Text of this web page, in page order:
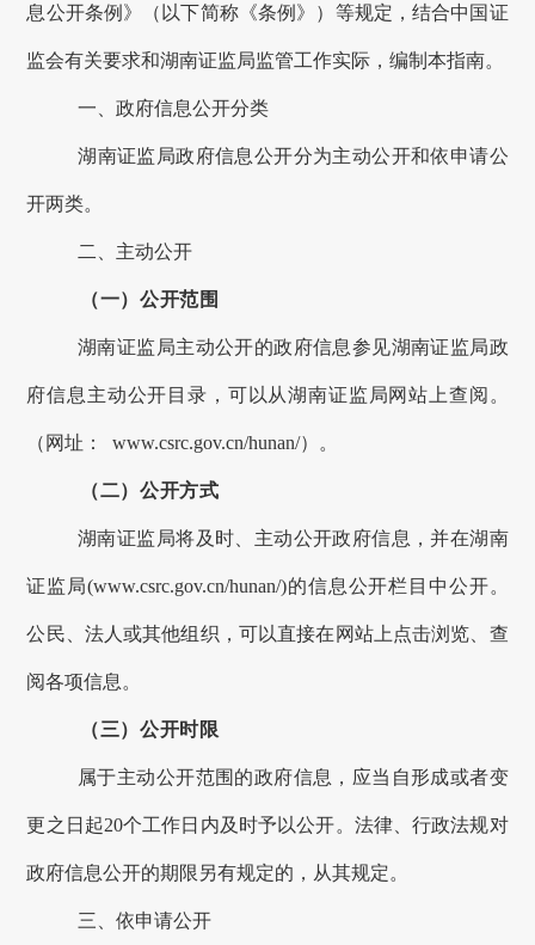
息公开条例》（以下简称《条例》）等规定，结合中国证
监会有关要求和湖南证监局监管工作实际，编制本指南。
一、政府信息公开分类
湖南证监局政府信息公开分为主动公开和依申请公
开两类。
二、 主动公开
（一）公开范围
湖南证监局主动公开的政府信息参见湖南证监局政
府信息 主动公开目录，可以从湖南证监局网站 上查阅 。
（网址： www.csrc.gov.cn/hunan/）。
（二）公开方式
湖南证监局将及时、主动公开政府信息，并在湖南
证监局(www.csrc.gov.cn/hunan/)的信息公开栏目中公开。
公民、法人或其他组织，可以直接在网站上点击浏览、查
阅各项信息。
（三）公开时限
属于主动公开范围的政府信息，应当自形成或者变
更之日起20个工作日内及时予以公开。法律、行政法规对
政府信息公开的期限另有规定的，从其规定。
三、依申请公开